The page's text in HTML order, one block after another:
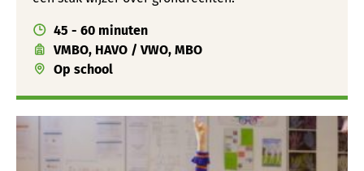
45 - 60 minuten
VMBO, HAVO / VWO, MBO
Op school